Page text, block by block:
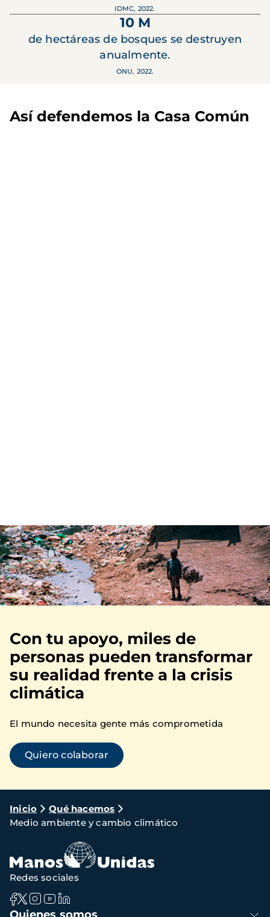
IDMC, 2022.
10 M
de hectáreas de bosques se destruyen
anualmente.
ONU, 2022.
Así defendemos la Casa Común
Imagen
Con tu apoyo, miles de
personas pueden transformar
su realidad frente a la crisis
climática
El mundo necesita gente más comprometida
Quiero colaborar
Ruta
de
navegación
Inicio
Qué hacemos
Medio ambiente y cambio climático
Navegación
Redes sociales